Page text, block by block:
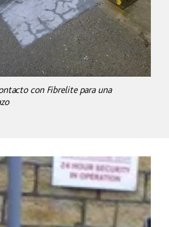
con Fibrelite para una